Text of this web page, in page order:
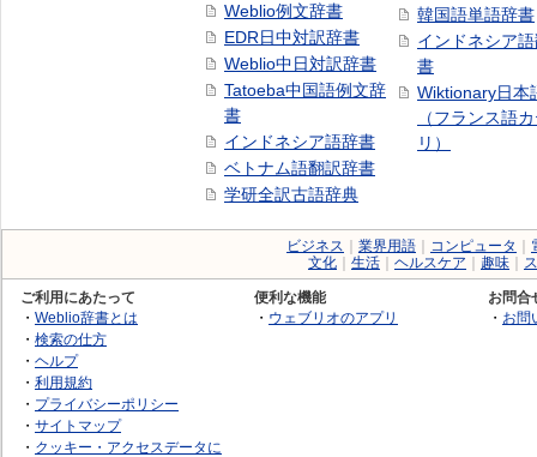
Weblio例文辞書
EDR日中対訳辞書
Weblio中日対訳辞書
Tatoeba中国語例文辞
書
インドネシア語辞書
ベトナム語翻訳辞書
学研全訳古語辞典
韓国語単語辞書
インドネシア
書
Wiktionary日本
（フランス語
リ）
ビジネス 業界用語 コンピュータ
文化
生活 ヘルスケア 趣味
ご利用にあたって
・ Weblio辞書とは
・ 検索の仕方
・ ヘルプ
・ 利用規約
・ プライバシーポリシー
・ サイトマップ
・ クッキー・アクセスデータに
便利な機能
・ ウェブリオのアプリ
お問合
・ お問